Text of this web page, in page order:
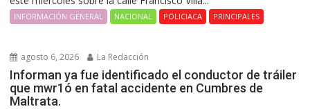
INFORMACIÓN GENERAL NACIONAL POLICIACA PRINCIPALES
agosto 6, 2026 La Redacción
Informan ya fue identificado el conductor de tráiler
que mwr1ó en fatal accidente en Cumbres de
Maltrata.